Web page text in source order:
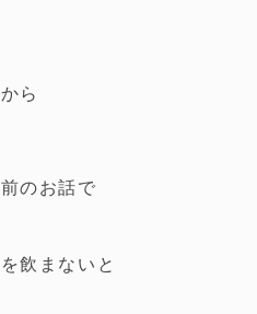
ら
のお話で
飲まないと